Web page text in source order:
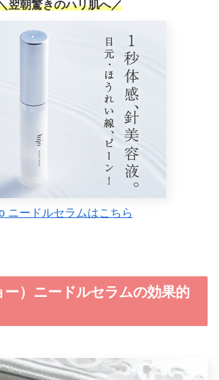
翌朝驚きのハリ肌へ／
ニードルセラムはこちら
ー）ニードルセラムの効果的